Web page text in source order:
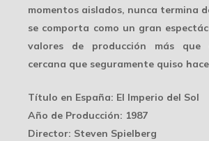
momentos aislados, nunca termina
se comporta como un gran
valores de producción más que
cercana que seguramente quiso
Título en España: El Imperio del Sol
Año de Producción: 1987
Director: Steven Spielberg